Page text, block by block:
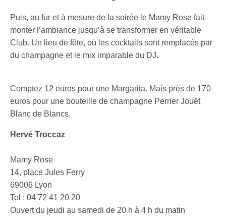
Puis, au fur et à mesure de la soirée le Mamy Rose fait
monter l’ambiance jusqu’à se transformer en véritable
Club. Un lieu de fête, où les cocktails sont remplacés par
du champagne et le mix imparable du DJ.
Comptez 12 euros pour une Margarita. Mais près de 170
euros pour une bouteille de champagne Perrier Jouët
Blanc de Blancs.
Hervé Troccaz
Mamy Rose
14, place Jules Ferry
69006 Lyon
Tel : 04 72 41 20 20
Ouvert du jeudi au samedi de 20 h à 4 h du matin